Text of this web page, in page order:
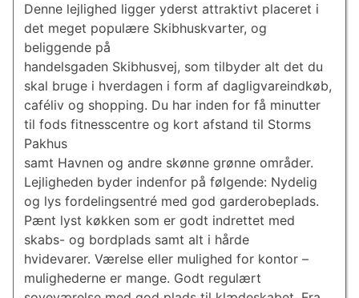
Denne lejlighed ligger yderst attraktivt placeret i
det meget populære Skibhuskvarter, og
beliggende på
handelsgaden Skibhusvej, som tilbyder alt det du
skal bruge i hverdagen i form af dagligvareindkøb,
caféliv og shopping. Du har inden for få minutter
til fods fitnesscentre og kort afstand til Storms
Pakhus
samt Havnen og andre skønne grønne områder.
Lejligheden byder indenfor på følgende: Nydelig
og lys fordelingsentré med god garderobeplads.
Pænt lyst køkken som er godt indrettet med
skabs- og bordplads samt alt i hårde
hvidevarer. Værelse eller mulighed for kontor –
mulighederne er mange. Godt regulært